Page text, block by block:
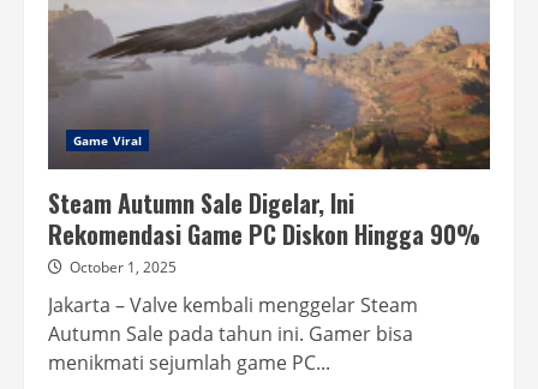
Game Viral
Steam Autumn Sale Digelar, Ini
Rekomendasi Game PC Diskon Hingga 90%
October 1, 2025
Jakarta – Valve kembali menggelar Steam
Autumn Sale pada tahun ini. Gamer bisa
menikmati sejumlah game PC...